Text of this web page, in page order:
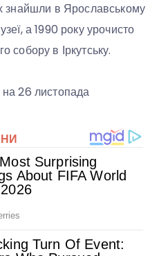
знайшли в Ярославському
а 1990 року урочисто
собору в Іркутську.
26 листопада